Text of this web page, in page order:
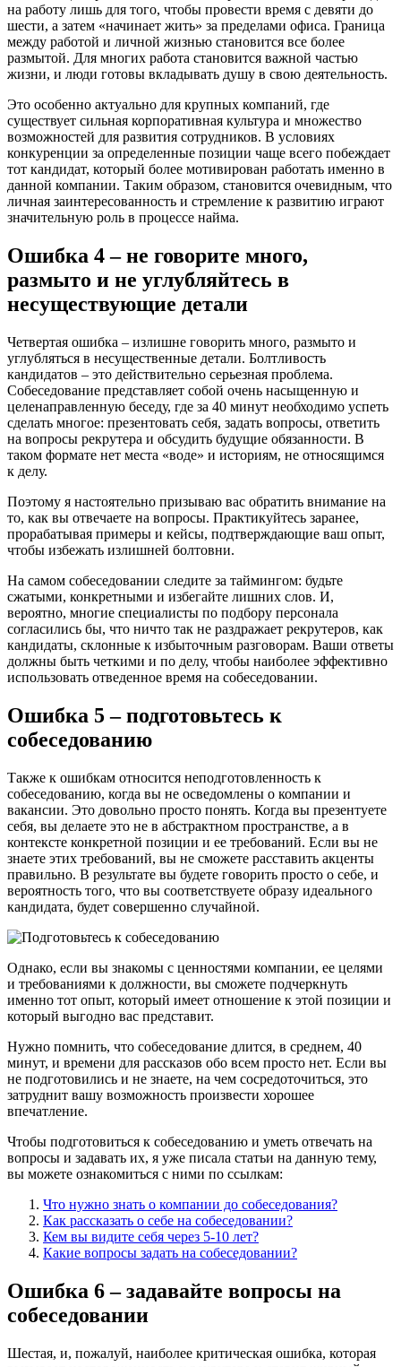
на работу лишь для того, чтобы провести время с девяти до
шести, а затем «начинает жить» за пределами офиса. Граница
между работой и личной жизнью становится все более
размытой. Для многих работа становится важной частью
жизни, и люди готовы вкладывать душу в свою деятельность.
Это особенно актуально для крупных компаний, где
существует сильная корпоративная культура и множество
возможностей для развития сотрудников. В условиях
конкуренции за определенные позиции чаще всего побеждает
тот кандидат, который более мотивирован работать именно в
данной компании. Таким образом, становится очевидным, что
личная заинтересованность и стремление к развитию играют
значительную роль в процессе найма.
Ошибка 4 – не говорите много,
размыто и не углубляйтесь в
несуществующие детали
Четвертая ошибка – излишне говорить много, размыто и
углубляться в несущественные детали. Болтливость
кандидатов – это действительно серьезная проблема.
Собеседование представляет собой очень насыщенную и
целенаправленную беседу, где за 40 минут необходимо успеть
сделать многое: презентовать себя, задать вопросы, ответить
на вопросы рекрутера и обсудить будущие обязанности. В
таком формате нет места «воде» и историям, не относящимся
к делу.
Поэтому я настоятельно призываю вас обратить внимание на
то, как вы отвечаете на вопросы. Практикуйтесь заранее,
прорабатывая примеры и кейсы, подтверждающие ваш опыт,
чтобы избежать излишней болтовни.
На самом собеседовании следите за таймингом: будьте
сжатыми, конкретными и избегайте лишних слов. И,
вероятно, многие специалисты по подбору персонала
согласились бы, что ничто так не раздражает рекрутеров, как
кандидаты, склонные к избыточным разговорам. Ваши ответы
должны быть четкими и по делу, чтобы наиболее эффективно
использовать отведенное время на собеседовании.
Ошибка 5 – подготовьтесь к
собеседованию
Также к ошибкам относится неподготовленность к
собеседованию, когда вы не осведомлены о компании и
вакансии. Это довольно просто понять. Когда вы презентуете
себя, вы делаете это не в абстрактном пространстве, а в
контексте конкретной позиции и ее требований. Если вы не
знаете этих требований, вы не сможете расставить акценты
правильно. В результате вы будете говорить просто о себе, и
вероятность того, что вы соответствуете образу идеального
кандидата, будет совершенно случайной.
Однако, если вы знакомы с ценностями компании, ее целями
и требованиями к должности, вы сможете подчеркнуть
именно тот опыт, который имеет отношение к этой позиции и
который выгодно вас представит.
Нужно помнить, что собеседование длится, в среднем, 40
минут, и времени для рассказов обо всем просто нет. Если вы
не подготовились и не знаете, на чем сосредоточиться, это
затруднит вашу возможность произвести хорошее
впечатление.
Чтобы подготовиться к собеседованию и уметь отвечать на
вопросы и задавать их, я уже писала статьи на данную тему,
вы можете ознакомиться с ними по ссылкам:
Что нужно знать о компании до собеседования?
Как рассказать о себе на собеседовании?
Кем вы видите себя через 5-10 лет?
Какие вопросы задать на собеседовании?
Ошибка 6 – задавайте вопросы на
собеседовании
Шестая, и, пожалуй, наиболее критическая ошибка, которая